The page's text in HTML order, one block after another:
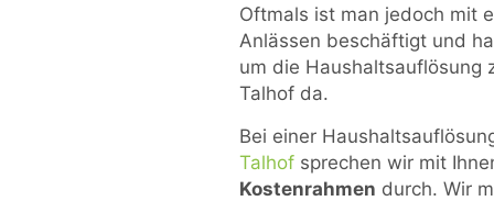
Oftmals ist man jedoch mit
Anlässen beschäftigt und
um die Haushaltsauflösung
Talhof da.
Bei einer
Talhof sprechen wir mit
Kostenrahmen durch. Wir